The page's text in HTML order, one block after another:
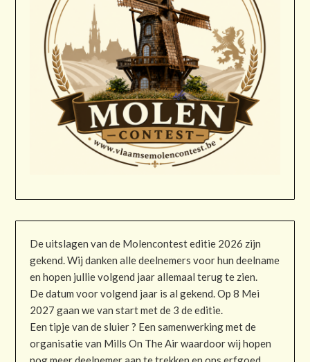
De uitslagen van de Molencontest editie 2026 zijn
gekend. Wij danken alle deelnemers voor hun deelname
en hopen jullie volgend jaar allemaal terug te zien.
De datum voor volgend jaar is al gekend. Op 8 Mei
2027 gaan we van start met de 3 de editie.
Een tipje van de sluier ? Een samenwerking met de
organisatie van Mills On The Air waardoor wij hopen